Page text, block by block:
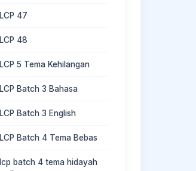
LCP 47
LCP 48
LCP 5 Tema Kehilangan
LCP Batch 3 Bahasa
LCP Batch 3 English
LCP Batch 4 Tema Bebas
lcp batch 4 tema hidayah